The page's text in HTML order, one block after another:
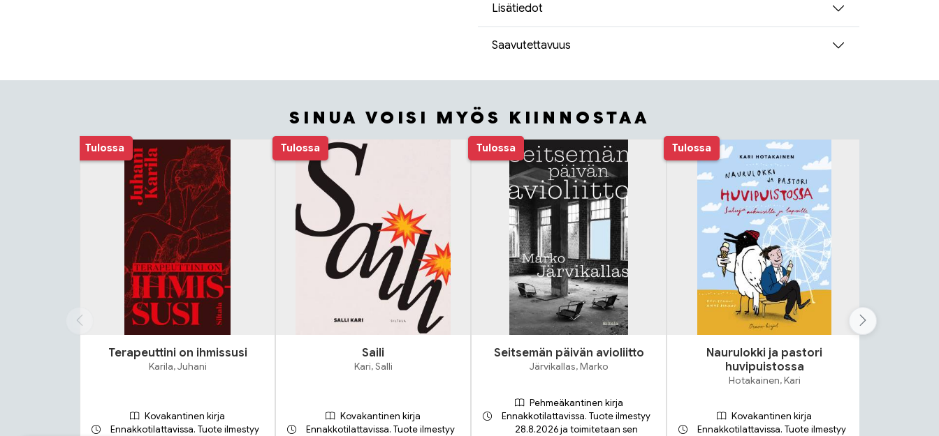
Lisätiedot
Saavutettavuus
SINUA VOISI MYÖS KIINNOSTAA
Tuoteluettelon alku
Tulossa
Terapeuttini on ihmissusi
Karila, Juhani
Kovakantinen kirja
Ennakkotilattavissa. Tuote ilmestyy
Tulossa
Saili
Kari, Salli
Kovakantinen kirja
Ennakkotilattavissa. Tuote ilmestyy
Tulossa
Seitsemän päivän avioliitto
Järvikallas, Marko
Pehmeäkantinen kirja
Ennakkotilattavissa. Tuote ilmestyy
28.8.2026 ja toimitetaan sen
Tulossa
Naurulokki ja pastori
huvipuistossa
Hotakainen, Kari
Kovakantinen kirja
Ennakkotilattavissa. Tuote ilmestyy